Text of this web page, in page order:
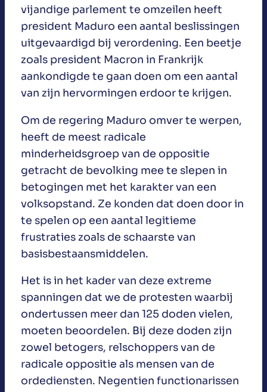
vijandige parlement te omzeilen heeft
president Maduro een aantal beslissingen
uitgevaardigd bij verordening. Een beetje
zoals president Macron in Frankrijk
aankondigde te gaan doen om een aantal
van zijn hervormingen erdoor te krijgen.
Om de regering Maduro omver te werpen,
heeft de meest radicale
minderheidsgroep van de oppositie
getracht de bevolking mee te slepen in
betogingen met het karakter van een
volksopstand. Ze konden dat doen door in
te spelen op een aantal legitieme
frustraties zoals de schaarste van
basisbestaansmiddelen.
Het is in het kader van deze extreme
spanningen dat we de protesten waarbij
ondertussen meer dan 125 doden vielen,
moeten beoordelen. Bij deze doden zijn
zowel betogers, relschoppers van de
radicale oppositie als mensen van de
ordediensten. Negentien functionarissen